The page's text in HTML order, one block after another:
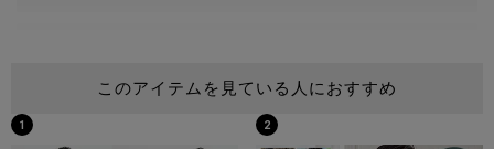
普段着用サイズ：M～L
Lサイズ着用
このアイテムを見ている人におすすめ
1 2